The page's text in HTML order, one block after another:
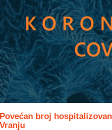
Povećan broj
Vranju